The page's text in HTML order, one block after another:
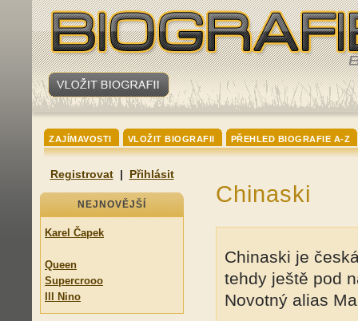
ZAJÍMAVOSTI VLOŽIT BIOGRAFII PŘEHLED BIOGRAFIE A-Z
Registrovat| Přihlásit
NEJNOVĚJŠÍ
Karel Čapek
Queen
Supercrooo
Ill Nino
Chinaski
Chinaski je
tehdy ještě pod
Novotný alias